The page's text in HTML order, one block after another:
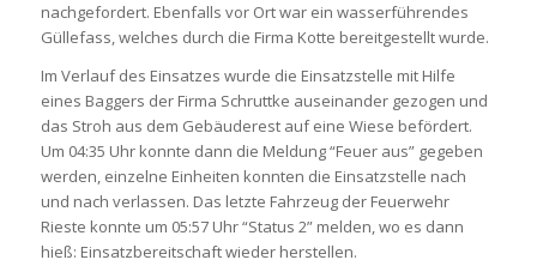
nachgefordert. Ebenfalls vor Ort war ein wasserführendes
Güllefass, welches durch die Firma Kotte bereitgestellt wurde.
Im Verlauf des Einsatzes wurde die Einsatzstelle mit Hilfe
eines Baggers der Firma Schruttke auseinander gezogen und
das Stroh aus dem Gebäuderest auf eine Wiese befördert.
Um 04:35 Uhr konnte dann die Meldung “Feuer aus” gegeben
werden, einzelne Einheiten konnten die Einsatzstelle nach
und nach verlassen. Das letzte Fahrzeug der Feuerwehr
Rieste konnte um 05:57 Uhr “Status 2” melden, wo es dann
hieß: Einsatzbereitschaft wieder herstellen.